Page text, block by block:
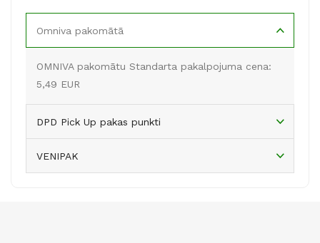
Omniva pakomātā
OMNIVA pakomātu Standarta pakalpojuma cena:
5,49 EUR
DPD Pick Up pakas punkti
VENIPAK